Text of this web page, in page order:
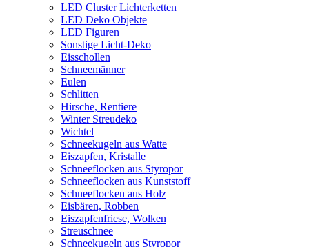
LED Cluster Lichterketten
LED Deko Objekte
LED Figuren
Sonstige Licht-Deko
Eisschollen
Schneemänner
Eulen
Schlitten
Hirsche, Rentiere
Winter Streudeko
Wichtel
Schneekugeln aus Watte
Eiszapfen, Kristalle
Schneeflocken aus Styropor
Schneeflocken aus Kunststoff
Schneeflocken aus Holz
Eisbären, Robben
Eiszapfenfriese, Wolken
Streuschnee
Schneekugeln aus Styropor